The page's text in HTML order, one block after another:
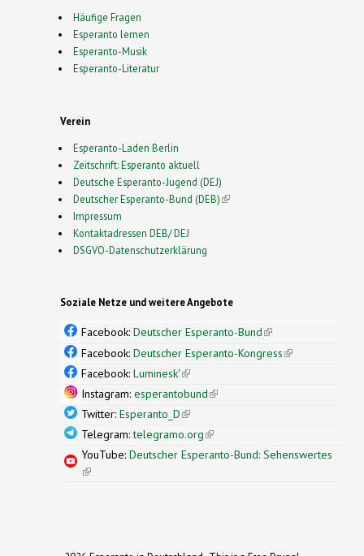
Häufige Fragen
Esperanto lernen
Esperanto-Musik
Esperanto-Literatur
Verein
Esperanto-Laden Berlin
Zeitschrift: Esperanto aktuell
Deutsche Esperanto-Jugend (DEJ)
Deutscher Esperanto-Bund (DEB)(link is external)
Impressum
Kontaktadressen DEB/ DEJ
DSGVO-Datenschutzerklärung
Soziale Netze und weitere Angebote
Facebook: Deutscher Esperanto-Bund(link is
external)
Facebook: Deutscher Esperanto-Kongress(link is
Facebook: Luminesk'(link is external)
Instagram: esperantobund(link is external)
Twitter: Esperanto_D(link is external)
Telegram:telegramo.org(link is external)
YouTube: Deutscher Esperanto-Bund: Sehenswertes
(link is external)